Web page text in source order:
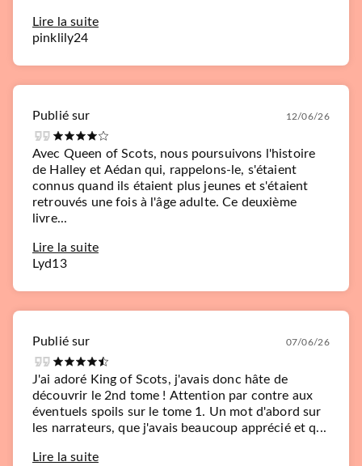
Lire la suite
pinklily24
Publié sur 12/06/26
Avec Queen of Scots, nous poursuivons l'histoire
de Halley et Aédan qui, rappelons-le, s'étaient
connus quand ils étaient plus jeunes et s'étaient
retrouvés une fois à l'âge adulte. Ce deuxième
livre...
Lire la suite
Lyd13
Publié sur 07/06/26
J'ai adoré King of Scots, j'avais donc hâte de
découvrir le 2nd tome ! Attention par contre aux
éventuels spoils sur le tome 1. Un mot d'abord sur
les narrateurs, que j'avais beaucoup apprécié et q...
Lire la suite